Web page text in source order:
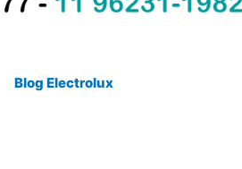
Blog Electrolux